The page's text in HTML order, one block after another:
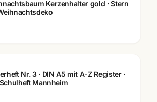
Kerzenhalter gold · Stern
Nr. 3 · DIN A5 mit A-Z Register ·
Mannheim